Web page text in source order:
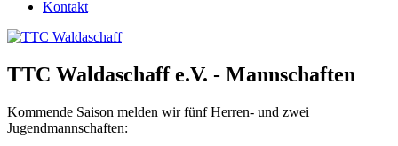
Kontakt
TTC Waldaschaff e.V. - Mannschaften
Kommende Saison melden wir fünf Herren- und zwei
Jugendmannschaften: